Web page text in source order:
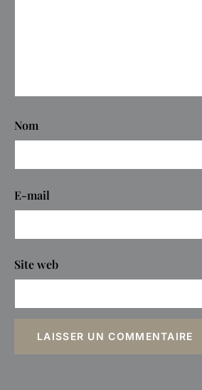
Nom
E-mail
Site web